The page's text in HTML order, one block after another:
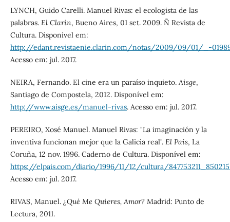
LYNCH, Guido Carelli. Manuel Rivas: el ecologista de las
palabras. El Clarín, Bueno Aires, 01 set. 2009. Ñ Revista de
Cultura. Disponível em:
http://edant.revistaenie.clarin.com/notas/2009/09/01/_-
Acesso em: jul. 2017.
NEIRA, Fernando. El cine era un paraíso inquieto. Aisge,
Santiago de Compostela, 2012. Disponível em:
http://www.aisge.es/manuel-rivas. Acesso em: jul. 2017.
PEREIRO, Xosé Manuel. Manuel Rivas: "La imaginación y la
inventiva funcionan mejor que la Galicia real". El País, La
Coruña, 12 nov. 1996. Caderno de Cultura. Disponível em:
https://elpais.com/diario/1996/11/12/cultura/
Acesso em: jul. 2017.
RIVAS, Manuel. ¿Qué Me Quieres, Amor?Madrid: Punto de
Lectura, 2011.